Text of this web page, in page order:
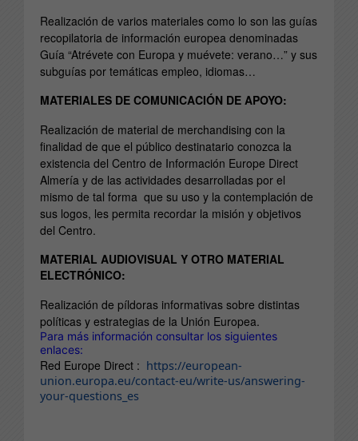
Realización de varios materiales como lo son las guías
recopilatoria de información europea denominadas
Guía “Atrévete con Europa y muévete: verano…” y sus
subguías por temáticas empleo, idiomas…
MATERIALES DE COMUNICACIÓN DE APOYO:
Realización de material de merchandising con la
finalidad de que el público destinatario conozca la
existencia del Centro de Información Europe Direct
Almería y de las actividades desarrolladas por el
mismo de tal forma que su uso y la contemplación de
sus logos, les permita recordar la misión y objetivos
del Centro.
MATERIAL AUDIOVISUAL Y OTRO MATERIAL
ELECTRÓNICO:
Realización de píldoras informativas sobre distintas
políticas y estrategias de la Unión Europea.
Para más información consultar los siguientes
enlaces:
Red Europe Direct : https://european-
union.europa.eu/contact-eu/write-us/answering-
your-questions_es